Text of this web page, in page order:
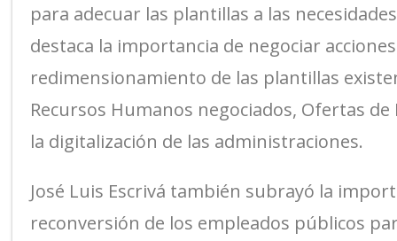
para adecuar las plantillas a las
destaca la importancia de negociar
redimensionamiento de las plantillas
Recursos Humanos negociados, Ofertas
la digitalización de las administraciones.
José Luis Escrivá también subrayó la
reconversión de los empleados públicos